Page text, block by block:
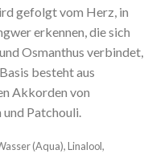
gefolgt vom Herz, in
erkennen, die sich
Osmanthus verbindet,
besteht aus
Akkorden von
Patchouli.
(Aqua), Linalool,